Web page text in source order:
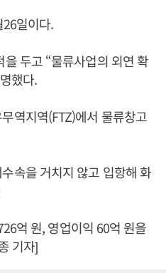
일이다.
두고 “물류사업의 외연 확
했다.
역지역(FTZ)에서 물류창고
속을 거치지 않고 입항해 화
억 원, 영업이익 60억 원을
기자]